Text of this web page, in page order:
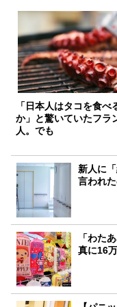
「日本人はタコを食べ
か」と驚いていたフラ
人。でも
新人に
言われ
「わた
真に16